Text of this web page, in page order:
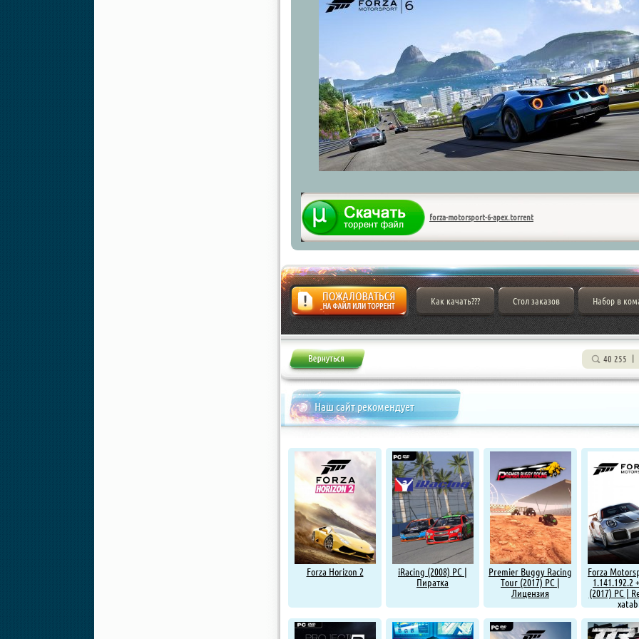
forza-motorsport-6-apex.torrent
Жалоба
Как качать??? Стол заказов Набор в
40 255
Наш сайт рекомендует
Forza Horizon 2
iRacing (2008) PC |
Пиратка
Premier Buggy Racing
Tour (2017) PC |
Лицензия
Forza
1.141.192.2
(2017) PC |
xatab